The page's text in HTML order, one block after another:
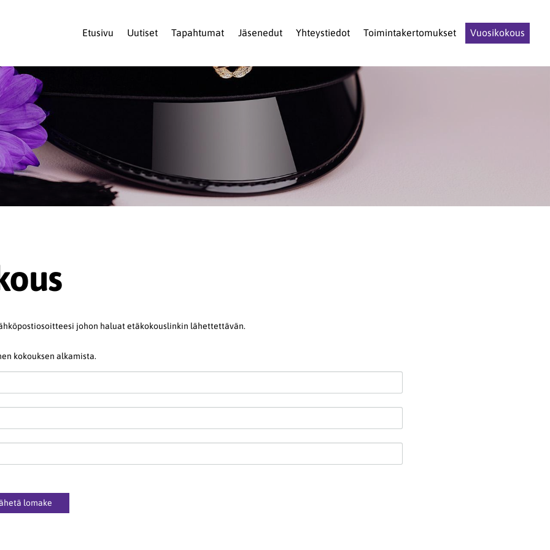
Etusivu Uutiset Tapahtumat Jäsenedut Yhteystiedot Toimintakertomukset Vuosikokous
johon haluat etäkokouslinkin lähettettävän.
kokouksen alkamista.
lomake